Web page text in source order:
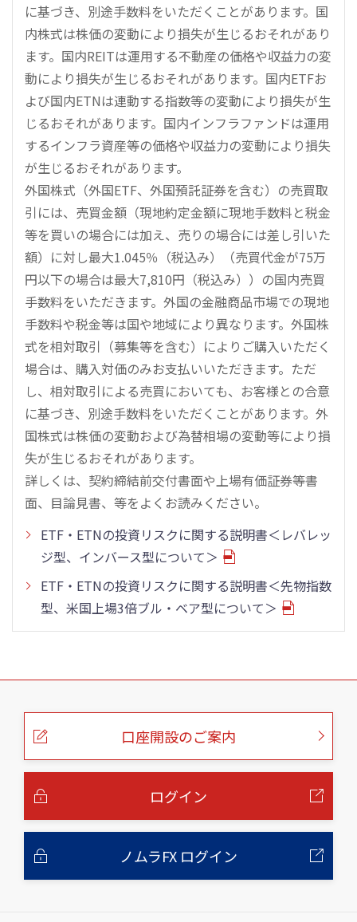
に基づき、別途手数料をいただくことがあります。国
内株式は株価の変動により損失が生じるおそれがあり
ます。国内REITは運用する不動産の価格や収益力の変
動により損失が生じるおそれがあります。国内ETFお
よび国内ETNは連動する指数等の変動により損失が生
じるおそれがあります。国内インフラファンドは運用
するインフラ資産等の価格や収益力の変動により損失
が生じるおそれがあります。
外国株式（外国ETF、外国預託証券を含む）の売買取
引には、売買金額（現地約定金額に現地手数料と税金
等を買いの場合には加え、売りの場合には差し引いた
額）に対し最大1.045％（税込み）（売買代金が75万
円以下の場合は最大7,810円（税込み））の国内売買
手数料をいただきます。外国の金融商品市場での現地
手数料や税金等は国や地域により異なります。外国株
式を相対取引（募集等を含む）によりご購入いただく
場合は、購入対価のみお支払いいただきます。ただ
し、相対取引による売買においても、お客様との合意
に基づき、別途手数料をいただくことがあります。外
国株式は株価の変動および為替相場の変動等により損
失が生じるおそれがあります。
詳しくは、契約締結前交付書面や上場有価証券等書
面、目論見書、等をよくお読みください。
ETF・ETNの投資リスクに関する説明書＜レバレッ
ジ型、インバース型について＞
ETF・ETNの投資リスクに関する説明書＜先物指数
型、米国上場3倍ブル・ベア型について＞
こ
口座開設のご案内
ログイン
ノムラFX ログイン